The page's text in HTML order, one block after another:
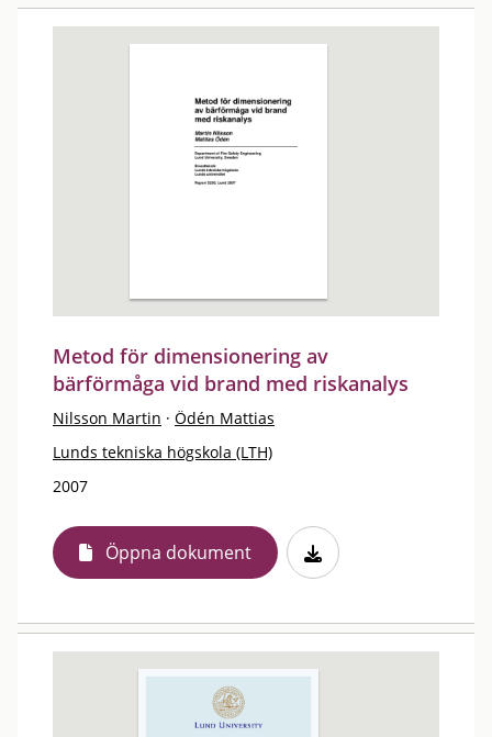
Metod för dimensionering av
bärförmåga vid brand med riskanalys
Nilsson Martin · Ödén Mattias
Lunds tekniska högskola (LTH)
2007
Öppna dokument